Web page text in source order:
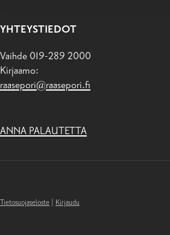
YHTEYSTIEDOT
Vaihde 019-289 2000
Kirjaamo:
raasepori@raasepori.fi
ANNA PALAUTETTA
Tietosuojaseloste Kirjaudu